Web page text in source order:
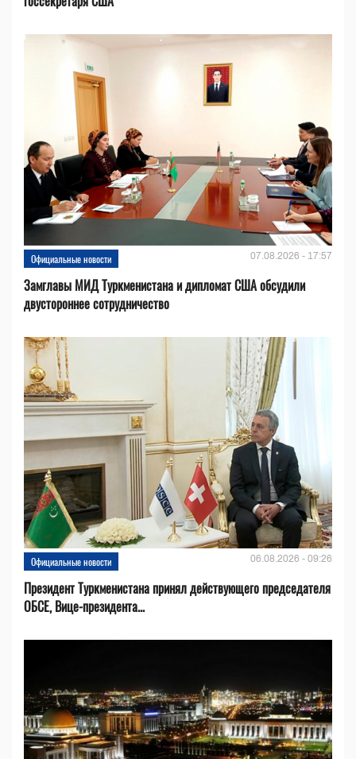
Официальные новости 07.08.2026 - 17:57
Замглавы МИД Туркменистана и дипломат США обсудили
двустороннее сотрудничество
Официальные новости 06.08.2026 - 09:26
Президент Туркменистана принял действующего председателя
ОБСЕ, Вице-президента...